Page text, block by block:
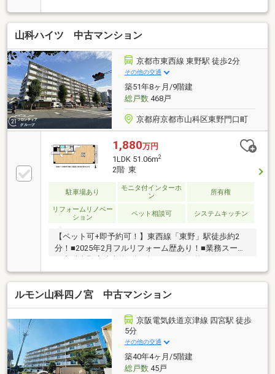
入可
山科ハイツ 中古マンション
京都市東西線 東野駅 徒歩2分
その他の交通
築51年8ヶ月/9階建
総戸数468戸
京都府京都市山科区東野門口町
1,880万円
1LDK 51.06m2
2階 東
駐車場あり
モニタ付インターホ
ン
所有権
リフォームリノベー
ション
ペット相談可 システムキッチン
【ペット可+即予約可！】東西線「東野」駅徒歩約2
分！■2025年2月フルリフォーム歴あり！■業務スーパ
調理場所や収納が多いL型キッチン
ルモン山科四ノ宮 中古マンション
京阪電気鉄道京津線 四宮駅 徒歩
5分
その他の交通
築40年4ヶ月/5階建
総戸数45戸